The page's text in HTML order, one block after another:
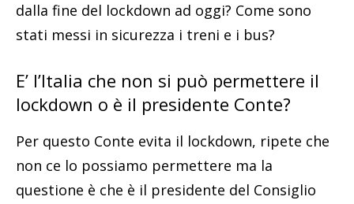
dalla fine del lockdown ad oggi? Come sono
stati messi in sicurezza i treni e i bus?
E’ l’Italia che non si può permettere il
lockdown o è il presidente Conte?
Per questo Conte evita il lockdown, ripete che
non ce lo possiamo permettere ma la
questione è che è il presidente del Consiglio